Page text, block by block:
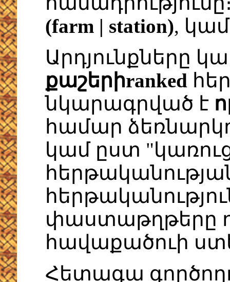
(farm | station),
Արդյունքները
քաշերիranked
նկարագրված է
համար
կամ ըստ
փաստաթղթերը
հավաքածուի
Հետագա